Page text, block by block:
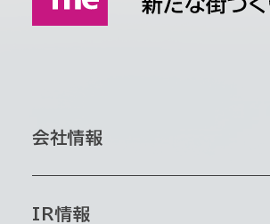
会社情報
会社情報トップ
IR情報